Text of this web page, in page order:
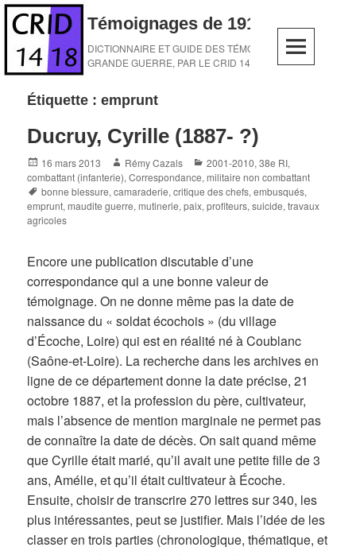
Skip
content
Témoignages de 1914-1918
DICTIONNAIRE ET GUIDE DES TÉMOINS DE LA
GRANDE GUERRE, PAR LE CRID 14-18
Étiquette :emprunt
Ducruy, Cyrille (1887- ?)
Posted
on
16 mars 2013 Author
Rémy Cazals Categories
2001-2010,38e RI,
combattant (infanterie),Correspondance,militaire non combattant
Tags
bonne blessure,camaraderie,critique des chefs,embusqués,
emprunt,maudite guerre,mutinerie,paix,profiteurs,suicide,travaux
agricoles
Encore une publication discutable d’une
correspondance qui a une bonne valeur de
témoignage. On ne donne même pas la date de
naissance du « soldat écochois » (du village
d’Écoche, Loire) qui est en réalité né à Coublanc
(Saône-et-Loire). La recherche dans les archives en
ligne de ce département donne la date précise, 21
octobre 1887, et la profession du père, cultivateur,
mais l’absence de mention marginale ne permet pas
de connaître la date de décès. On sait quand même
que Cyrille était marié, qu’il avait une petite fille de 3
ans, Amélie, et qu’il était cultivateur à Écoche.
Ensuite, choisir de transcrire 270 lettres sur 340, les
plus intéressantes, peut se justifier. Mais l’idée de les
classer en trois parties (chronologique, thématique, et